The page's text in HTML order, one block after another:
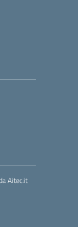
Aitec.it